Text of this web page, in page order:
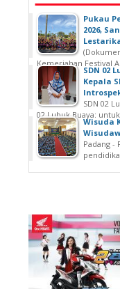
‎Pukau
2026,
Kemeriahan Festival
SDN 02
Kepala
SDN 02
02 Lubuk Buaya:
Wisuda
Padang -